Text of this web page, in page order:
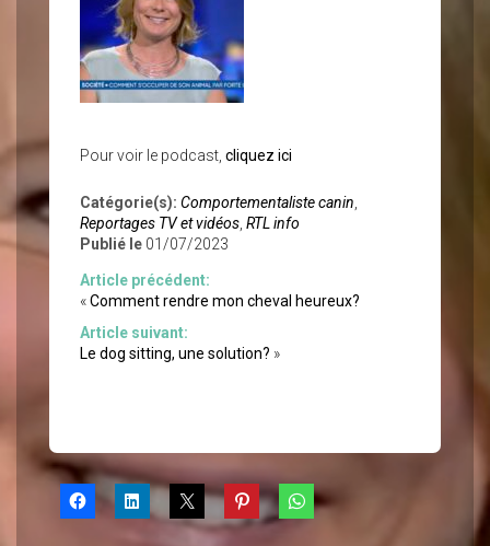
Pour voir le podcast, cliquez ici
Catégorie(s): Comportementaliste canin
Reportages TV et vidéos RTL info
Publié le 01/07/2023
Article précédent:
«Comment rendre mon cheval heureux?
Article suivant:
Le dog sitting, une solution? »